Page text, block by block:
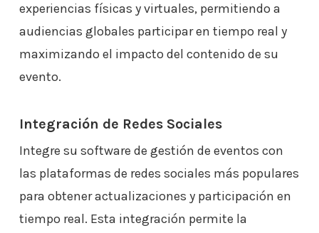
experiencias físicas y virtuales, permitiendo a
audiencias globales participar en tiempo real y
maximizando el impacto del contenido de su
evento.
Integración de Redes Sociales
Integre su software de gestión de eventos con
las plataformas de redes sociales más populares
para obtener actualizaciones y participación en
tiempo real. Esta integración permite la